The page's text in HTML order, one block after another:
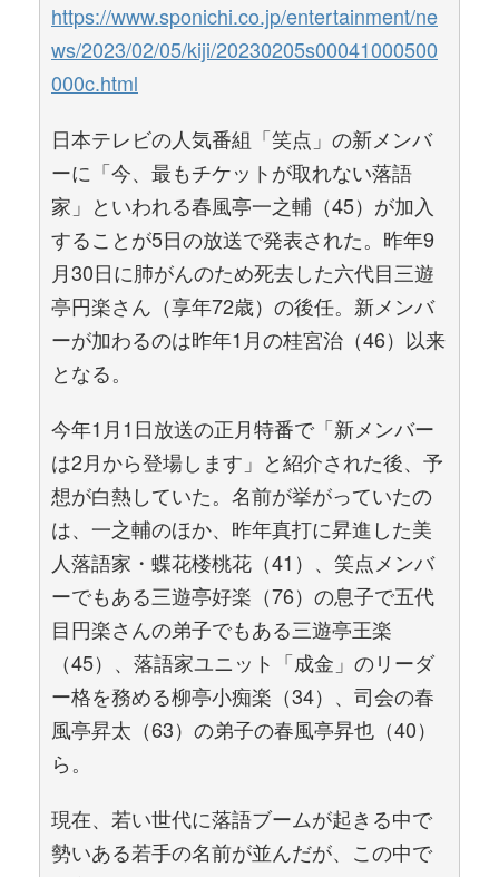
https://www.sponichi.co.jp/entertainment/ne
ws/2023/02/05/kiji/20230205s00041000500
000c.html
日本テレビの人気番組「笑点」の新メンバ
ーに「今、最もチケットが取れない落語
家」といわれる春風亭一之輔（45）が加入
することが5日の放送で発表された。昨年9
月30日に肺がんのため死去した六代目三遊
亭円楽さん（享年72歳）の後任。新メンバ
ーが加わるのは昨年1月の桂宮治（46）以来
となる。
今年1月1日放送の正月特番で「新メンバー
は2月から登場します」と紹介された後、予
想が白熱していた。名前が挙がっていたの
は、一之輔のほか、昨年真打に昇進した美
人落語家・蝶花楼桃花（41）、笑点メンバ
ーでもある三遊亭好楽（76）の息子で五代
目円楽さんの弟子でもある三遊亭王楽
（45）、落語家ユニット「成金」のリーダ
ー格を務める柳亭小痴楽（34）、司会の春
風亭昇太（63）の弟子の春風亭昇也（40）
ら。
現在、若い世代に落語ブームが起きる中で
勢いある若手の名前が並んだが、この中で